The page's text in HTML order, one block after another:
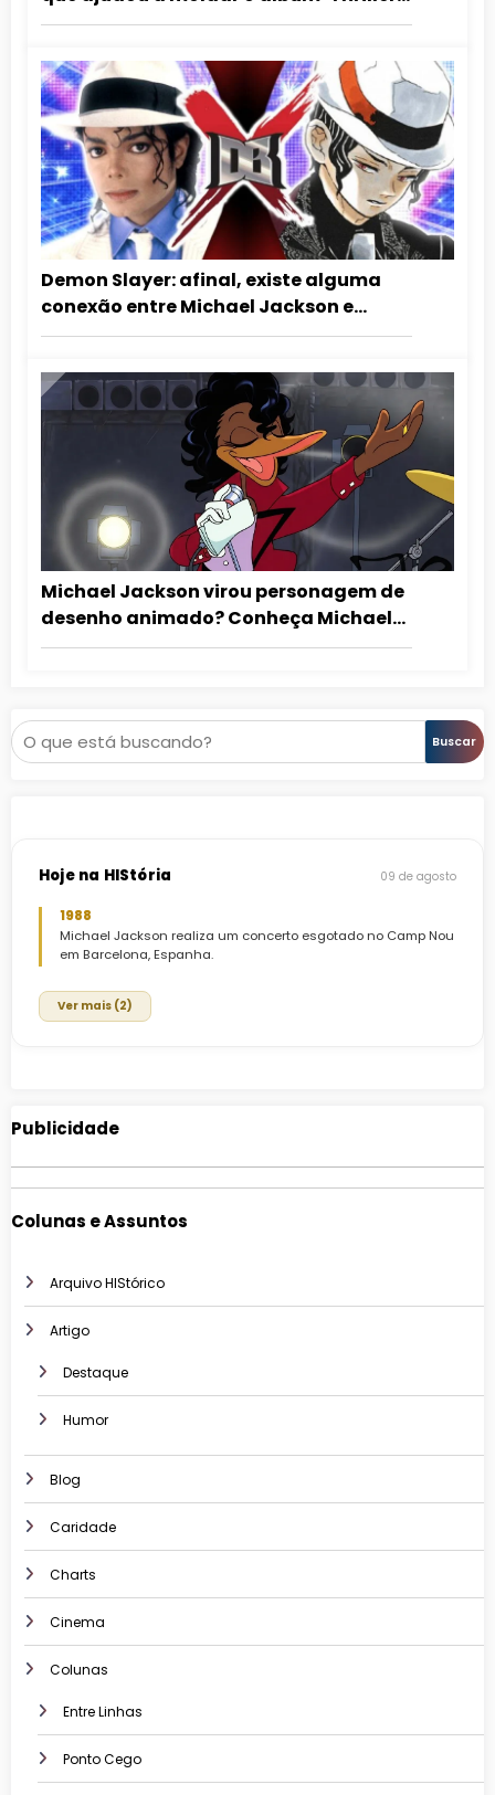
de Michael Jackson
Demon Slayer: afinal, existe alguma
conexão entre Michael Jackson e
Muzan?
Michael Jackson virou personagem de
desenho animado? Conheça Michael
Duckson
Pesquisar Buscar
Hoje na HIStória 09 de agosto
1988
Michael Jackson realiza um concerto esgotado no Camp Nou
em Barcelona, Espanha.
Ver mais (2)
Publicidade
Colunas e Assuntos
Arquivo HIStórico
Artigo
Destaque
Humor
Blog
Caridade
Charts
Cinema
Colunas
Entre Linhas
Ponto Cego